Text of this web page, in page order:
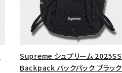
Supreme シュプリーム 2025SS
Backpack バックパック ブラック